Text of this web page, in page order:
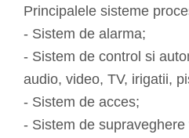
Principalele sisteme
- Sistem de alarma;
- Sistem de control si
audio, video, TV, irigatii,
- Sistem de acces;
- Sistem de supraveghere